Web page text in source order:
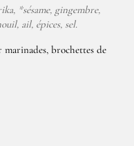
*sésame, gingembre,
ail, épices, sel.
marinades, brochettes de